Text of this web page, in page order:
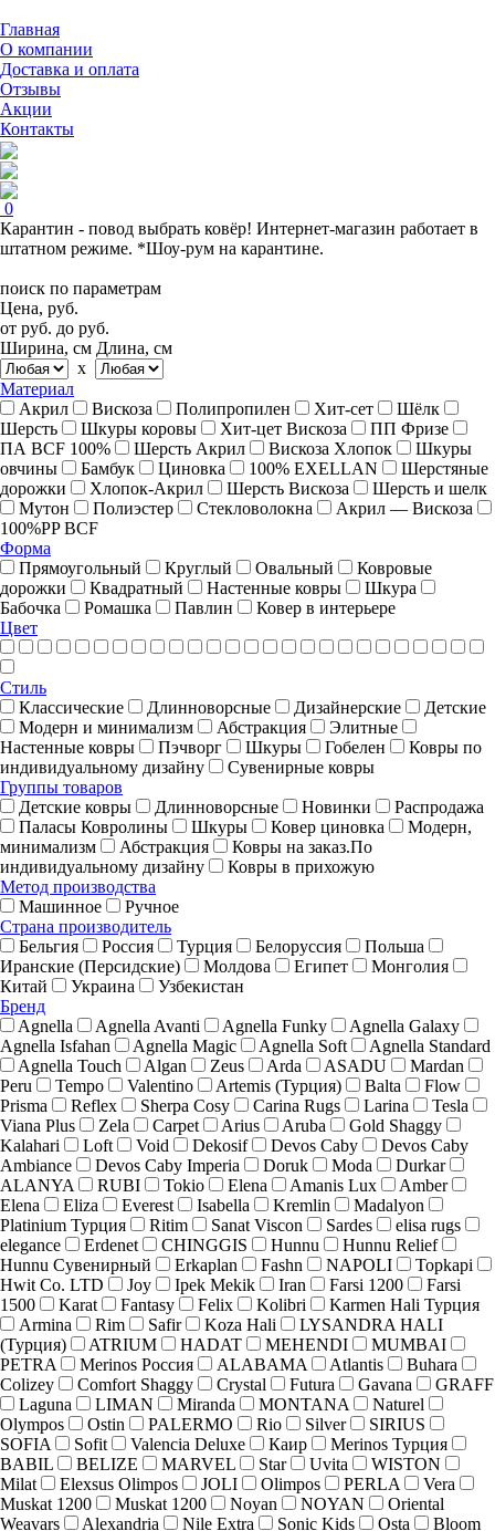
Главная
О компании
Доставка и оплата
Отзывы
Акции
Контакты
0
Карантин - повод выбрать ковёр! Интернет-магазин работает в
штатном режиме. *Шоу-рум на карантине.
поиск по параметрам
Цена, руб.
от руб. до руб.
Ширина, см Длина, см
x
Материал
Акрил
Вискоза Полипропилен Хит-сет
Шёлк
Шерсть
Шкуры коровы Хит-цет Вискоза
ПП Фризе
ПА BCF 100%
Шерсть Акрил Вискоза Хлопок
Шкуры
овчины
Бамбук Циновка 100% EXELLAN
Шерстяные
дорожки
Хлопок-Акрил Шерсть Вискоза
Шерсть и шелк
Мутон
Полиэстер Стекловолокна
Акрил — Вискоза
100%PP BCF
Форма
Прямоугольный
Круглый Овальный
Ковровые
дорожки
Квадратный Настенные ковры
Шкура
Бабочка
Ромашка Павлин
Ковер в интерьере
Цвет
Стиль
Классические
Длинноворсные Дизайнерские
Детские
Модерн и минимализм
Абстракция
Элитные
Настенные ковры
Пэчворг Шкуры Гобелен
Ковры по
индивидуальному дизайну
Cувенирные ковры
Группы товаров
Детские ковры
Длинноворсные Новинки
Распродажа
Паласы Ковролины
Шкуры Ковер циновка
Модерн,
минимализм
Абстракция
Ковры на заказ.По
индивидуальному дизайну
Ковры в прихожую
Метод производства
Машинное
Ручное
Страна производитель
Бельгия
Россия Турция Белоруссия
Польша
Иранские (Персидские)
Молдова Египет
Монголия
Китай
Украина
Узбекистан
Бренд
Agnella
Agnella Avanti Agnella Funky
Agnella Galaxy
Agnella Isfahan
Agnella Magic Agnella Soft
Agnella Standard
Agnella Touch
Algan Zeus Arda ASADU
Mardan
Peru
Tempo Valentino Artemis (Турция) Balta
Flow
Prisma
Reflex Sherpa Cosy Carina Rugs Larina
Tesla
Viana Plus
Zela Carpet Arius Aruba
Gold Shaggy
Kalahari
Loft Void Dekosif Devos Caby
Devos Caby
Ambiance
Devos Caby Imperia Doruk Moda
Durkar
ALANYA
RUBI Tokio Elena Amanis Lux
Amber
Elena
Eliza Everest Isabella Kremlin
Madalyon
Platinium Турция
Ritim Sanat Viscon Sardes
elisa rugs
elegance
Erdenet CHINGGIS Hunnu
Hunnu Relief
Hunnu Сувенирный
Erkaplan Fashn NAPOLI
Topkapi
Hwit Co. LTD
Joy Ipek Mekik Iran Farsi 1200
Farsi
1500
Karat Fantasy Felix Kolibri
Karmen Hali Турция
Armina
Rim Safir Koza Hali
LYSANDRA HALI
(Турция)
ATRIUM HADAT MEHENDI
MUMBAI
PETRA
Merinos Россия ALABAMA Atlantis
Buhara
Colizey
Comfort Shaggy Crystal Futura Gavana
GRAFF
Laguna
LIMAN Miranda MONTANA
Naturel
Olympos
Ostin PALERMO Rio Silver
SIRIUS
SOFIA
Sofit Valencia Deluxe Каир
Merinos Турция
BABIL
BELIZE MARVEL Star Uvita
WISTON
Milat
Elexsus Olimpos JOLI Olimpos PERLA
Vera
Muskat 1200
Muskat 1200 Noyan NOYAN
Oriental
Weavars
Alexandria Nile Extra Sonic Kids Osta
Bloom